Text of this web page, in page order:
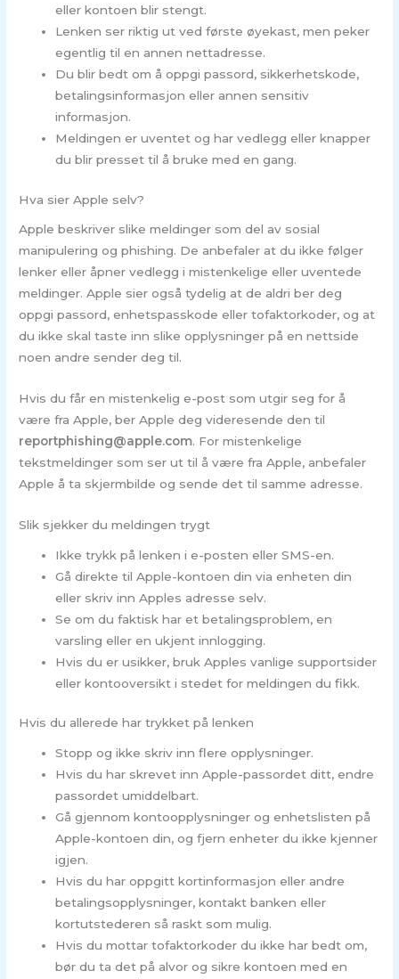
eller kontoen blir stengt.
Lenken ser riktig ut ved første øyekast, men peker
egentlig til en annen nettadresse.
Du blir bedt om å oppgi passord, sikkerhetskode,
betalingsinformasjon eller annen sensitiv
informasjon.
Meldingen er uventet og har vedlegg eller knapper
du blir presset til å bruke med en gang.
Hva sier Apple selv?
Apple beskriver slike meldinger som del av sosial
manipulering og phishing. De anbefaler at du ikke følger
lenker eller åpner vedlegg i mistenkelige eller uventede
meldinger. Apple sier også tydelig at de aldri ber deg
oppgi passord, enhetspasskode eller tofaktorkoder, og at
du ikke skal taste inn slike opplysninger på en nettside
noen andre sender deg til.
Hvis du får en mistenkelig e-post som utgir seg for å
være fra Apple, ber Apple deg videresende den til
reportphishing@apple.com. For mistenkelige
tekstmeldinger som ser ut til å være fra Apple, anbefaler
Apple å ta skjermbilde og sende det til samme adresse.
Slik sjekker du meldingen trygt
Ikke trykk på lenken i e-posten eller SMS-en.
Gå direkte til Apple-kontoen din via enheten din
eller skriv inn Apples adresse selv.
Se om du faktisk har et betalingsproblem, en
varsling eller en ukjent innlogging.
Hvis du er usikker, bruk Apples vanlige supportsider
eller kontooversikt i stedet for meldingen du fikk.
Hvis du allerede har trykket på lenken
Stopp og ikke skriv inn flere opplysninger.
Hvis du har skrevet inn Apple-passordet ditt, endre
passordet umiddelbart.
Gå gjennom kontoopplysninger og enhetslisten på
Apple-kontoen din, og fjern enheter du ikke kjenner
igjen.
Hvis du har oppgitt kortinformasjon eller andre
betalingsopplysninger, kontakt banken eller
kortutstederen så raskt som mulig.
Hvis du mottar tofaktorkoder du ikke har bedt om,
bør du ta det på alvor og sikre kontoen med en